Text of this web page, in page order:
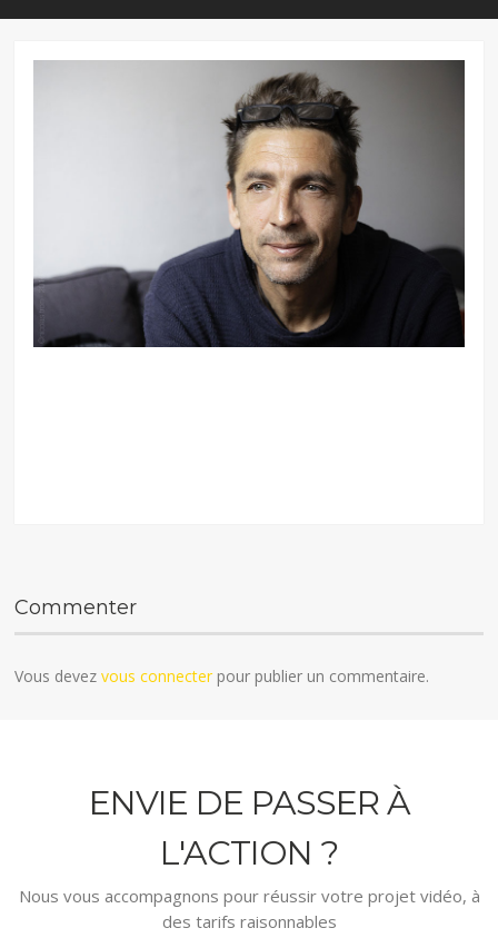
Commenter
Vous devezvous connecterpour publier un commentaire.
ENVIE DE PASSER À
L'ACTION ?
Nous vous accompagnons pour réussir votre projet vidéo, à
des tarifs raisonnables